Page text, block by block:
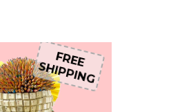
FREE
SHIPPING